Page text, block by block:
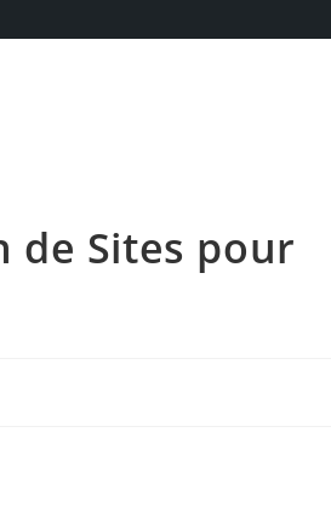
de Sites pour